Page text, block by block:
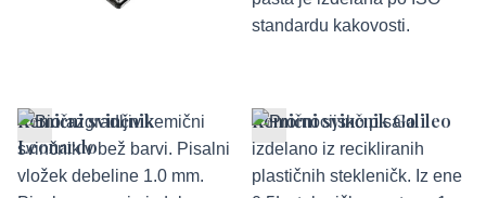
Kemični svinčnik
Leonardo
Kemični svinčnik Galileo